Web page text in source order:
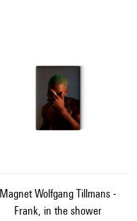
Magnet Wolfgang Tillmans -
Frank, in the shower